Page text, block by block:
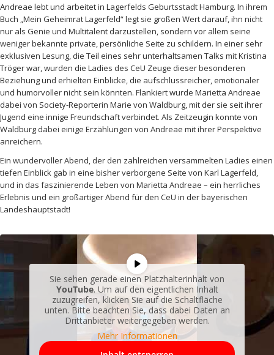
Andreae lebt und arbeitet in Lagerfelds Geburtsstadt Hamburg. In ihrem
Buch „Mein Geheimrat Lagerfeld“ legt sie großen Wert darauf, ihn nicht
nur als Genie und Multitalent darzustellen, sondern vor allem seine
weniger bekannte private, persönliche Seite zu schildern. In einer sehr
exklusiven Lesung, die Teil eines sehr unterhaltsamen Talks mit Kristina
Tröger war, wurden die Ladies des CeU Zeuge dieser besonderen
Beziehung und erhielten Einblicke, die aufschlussreicher, emotionaler
und humorvoller nicht sein könnten. Flankiert wurde Marietta Andreae
dabei von Society-Reporterin Marie von Waldburg, mit der sie seit ihrer
Jugend eine innige Freundschaft verbindet. Als Zeitzeugin konnte von
Waldburg dabei einige Erzählungen von Andreae mit ihrer Perspektive
anreichern.
Ein wundervoller Abend, der den zahlreichen versammelten Ladies einen
tiefen Einblick gab in eine bisher verborgene Seite von Karl Lagerfeld,
und in das faszinierende Leben von Marietta Andreae – ein herrliches
Erlebnis und ein großartiger Abend für den CeU in der bayerischen
Landeshauptstadt!
Sie sehen gerade einen Platzhalterinhalt von
YouTube. Um auf den eigentlichen Inhalt
zuzugreifen, klicken Sie auf die Schaltfläche
unten. Bitte beachten Sie, dass dabei Daten an
Drittanbieter weitergegeben werden.
Mehr Informationen